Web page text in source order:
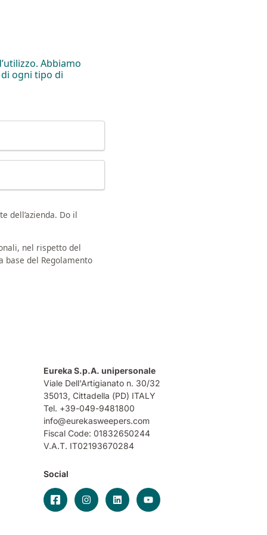
Abbiamo
ogni tipo di
dell’azienda. Do il
nel rispetto del
base del Regolamento
Eureka S.p.A. unipersonale
Viale Dell'Artigianato n. 30/32
35013, Cittadella (PD) ITALY
Tel. +39-049-9481800
info@eurekasweepers.com
Fiscal Code: 01832650244
V.A.T. IT02193670284
Social